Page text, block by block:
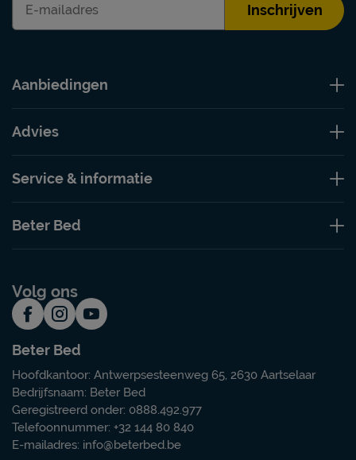
Inschrijven
Aanbiedingen
Advies
Service & informatie
Beter Bed
Volg ons
Beter Bed
Hoofdkantoor: Antwerpsesteenweg 65, 2630 Aartselaar
Bedrijfsnaam: Beter Bed
Geregistreerd onder: 0888.492.977
Telefoonnummer: +32 144 80 840
E-mailadres: info@beterbed.be